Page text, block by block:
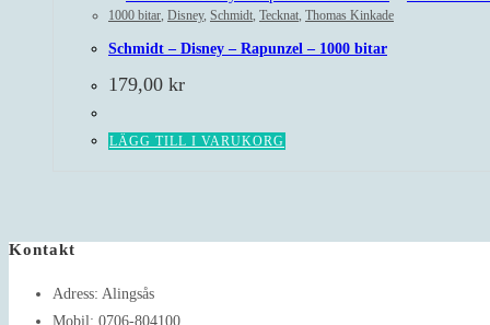
1000 bitar, Disney, Schmidt, Tecknat, Thomas Kinkade
Schmidt – Disney – Rapunzel – 1000 bitar
179,00 kr
LÄGG TILL I VARUKORG
Kontakt
Adress: Alingsås
Mobil: 0706-804100